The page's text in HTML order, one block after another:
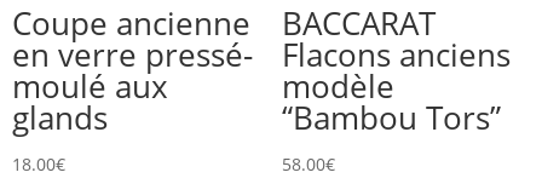
Coupe ancienne
en verre pressé-
moulé aux
glands
18.00€
BACCARAT
Flacons anciens
modèle
“Bambou Tors”
58.00€